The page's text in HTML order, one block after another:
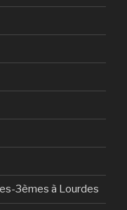
3èmes à Lourdes